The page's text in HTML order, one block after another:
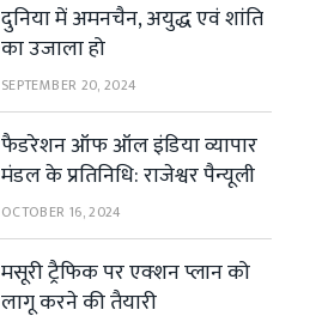
दुनिया में अमनचैन, अयुद्ध एवं शांति
का उजाला हो
SEPTEMBER 20, 2024
फैडरेशन ऑफ ऑल इंडिया व्यापार
मंडल के प्रतिनिधि: राजेश्वर पैन्यूली
OCTOBER 16, 2024
मसूरी ट्रैफिक पर एक्शन प्लान को
लागू करने की तैयारी